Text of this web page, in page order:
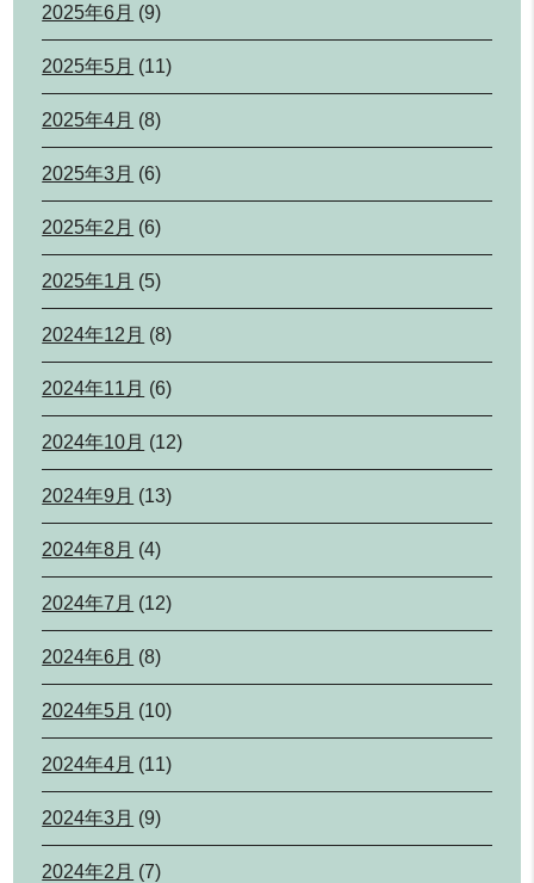
2025年6月 (9)
2025年5月 (11)
2025年4月 (8)
2025年3月 (6)
2025年2月 (6)
2025年1月 (5)
2024年12月 (8)
2024年11月 (6)
2024年10月 (12)
2024年9月 (13)
2024年8月 (4)
2024年7月 (12)
2024年6月 (8)
2024年5月 (10)
2024年4月 (11)
2024年3月 (9)
2024年2月 (7)